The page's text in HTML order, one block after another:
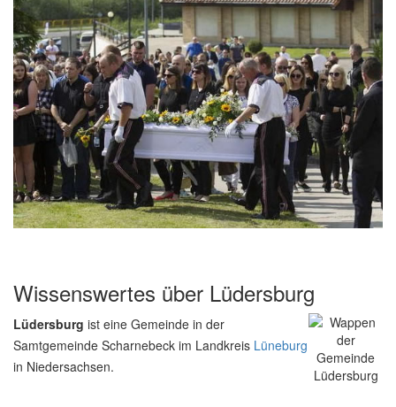
Wissenswertes über Lüdersburg
Lüdersburg ist eine Gemeinde in der
Samtgemeinde Scharnebeck im Landkreis Lüneburg
in Niedersachsen.